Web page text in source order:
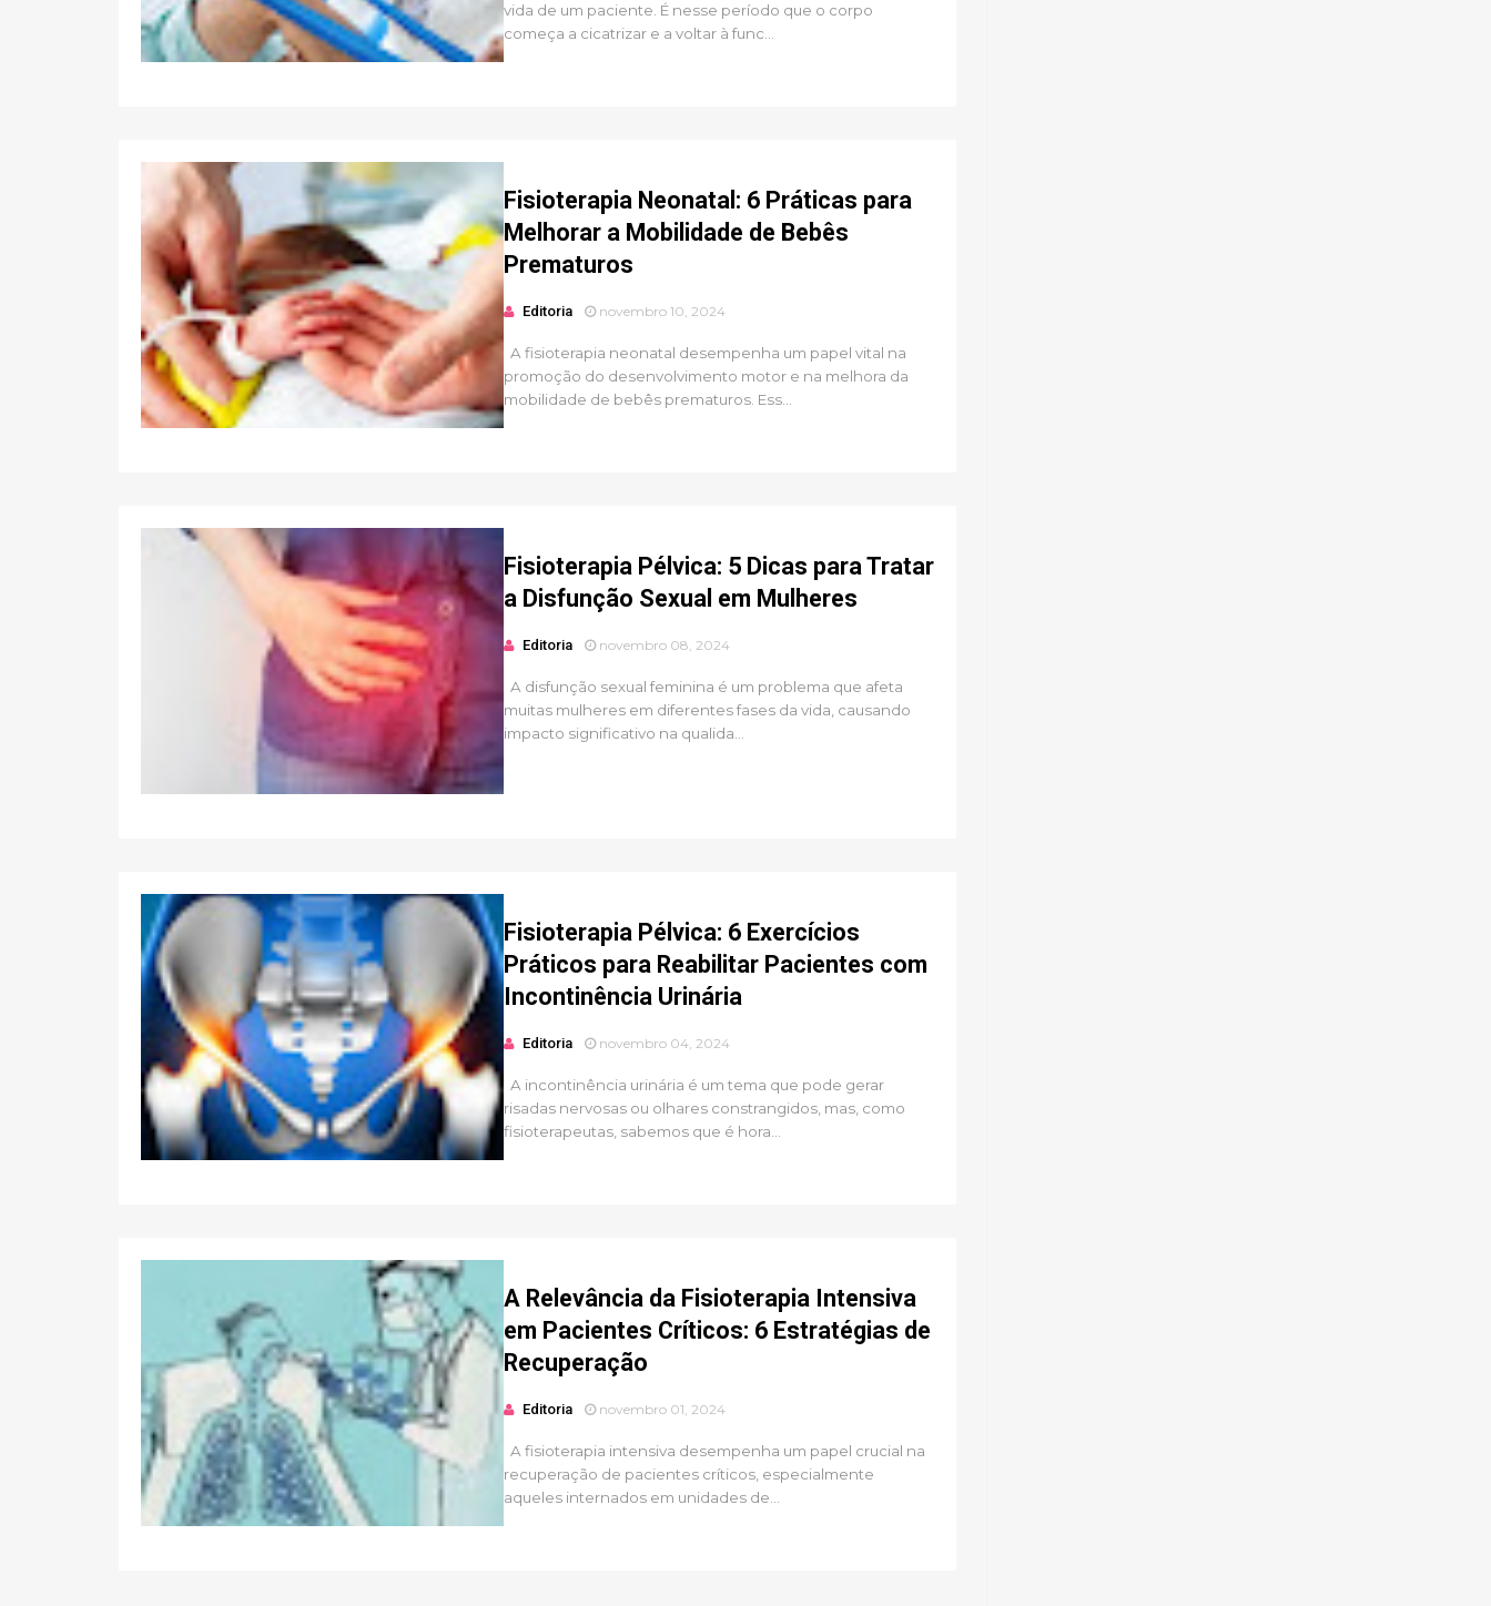
vida de um paciente. É nesse período que o corpo
começa a cicatrizar e a voltar à func...
Fisioterapia Neonatal: 6 Práticas para
Melhorar a Mobilidade de Bebês
Prematuros
Editoria novembro 10, 2024
A fisioterapia neonatal desempenha um papel vital na
promoção do desenvolvimento motor e na melhora da
mobilidade de bebês prematuros. Ess...
Fisioterapia Pélvica: 5 Dicas para Tratar
a Disfunção Sexual em Mulheres
Editoria novembro 08, 2024
A disfunção sexual feminina é um problema que afeta
muitas mulheres em diferentes fases da vida, causando
impacto significativo na qualida...
Fisioterapia Pélvica: 6 Exercícios
Práticos para Reabilitar Pacientes com
Incontinência Urinária
Editoria novembro 04, 2024
A incontinência urinária é um tema que pode gerar
risadas nervosas ou olhares constrangidos, mas, como
fisioterapeutas, sabemos que é hora...
A Relevância da Fisioterapia Intensiva
em Pacientes Críticos: 6 Estratégias de
Recuperação
Editoria novembro 01, 2024
A fisioterapia intensiva desempenha um papel crucial na
recuperação de pacientes críticos, especialmente
aqueles internados em unidades de...